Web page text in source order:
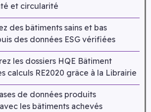
et circularité
des bâtiments sains et bas
des données ESG vérifiées
les dossiers HQE Bâtiment
calculs RE2020 grâce à la Librairie
de données produits
les bâtiments achevés